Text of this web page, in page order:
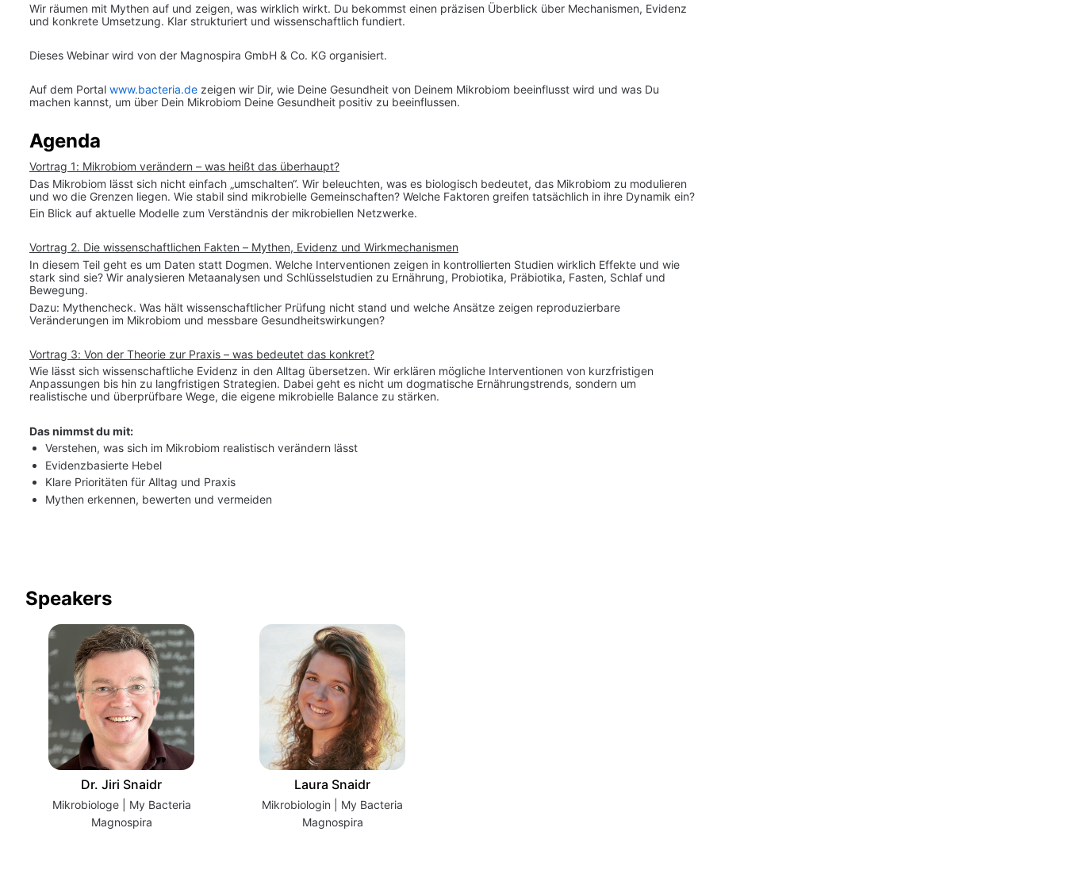
Wir räumen mit Mythen auf und zeigen, was wirklich wirkt. Du bekommst einen präzisen Überblick über Mechanismen, Evidenz
und konkrete Umsetzung. Klar strukturiert und wissenschaftlich fundiert.
Dieses Webinar wird von der Magnospira GmbH & Co. KG organisiert.
Auf dem Portal www.bacteria.de zeigen wir Dir, wie Deine Gesundheit von Deinem Mikrobiom beeinflusst wird und was Du
machen kannst, um über Dein Mikrobiom Deine Gesundheit positiv zu beeinflussen.
Agenda
Vortrag 1: Mikrobiom verändern – was heißt das überhaupt?
Das Mikrobiom lässt sich nicht einfach „umschalten“. Wir beleuchten, was es biologisch bedeutet, das Mikrobiom zu modulieren
und wo die Grenzen liegen. Wie stabil sind mikrobielle Gemeinschaften? Welche Faktoren greifen tatsächlich in ihre Dynamik ein?
Ein Blick auf aktuelle Modelle zum Verständnis der mikrobiellen Netzwerke.
Vortrag 2. Die wissenschaftlichen Fakten – Mythen, Evidenz und Wirkmechanismen
In diesem Teil geht es um Daten statt Dogmen. Welche Interventionen zeigen in kontrollierten Studien wirklich Effekte und wie
stark sind sie? Wir analysieren Metaanalysen und Schlüsselstudien zu Ernährung, Probiotika, Präbiotika, Fasten, Schlaf und
Bewegung.
Dazu: Mythencheck. Was hält wissenschaftlicher Prüfung nicht stand und welche Ansätze zeigen reproduzierbare
Veränderungen im Mikrobiom und messbare Gesundheitswirkungen?
Vortrag 3: Von der Theorie zur Praxis – was bedeutet das konkret?
Wie lässt sich wissenschaftliche Evidenz in den Alltag übersetzen. Wir erklären mögliche Interventionen von kurzfristigen
Anpassungen bis hin zu langfristigen Strategien. Dabei geht es nicht um dogmatische Ernährungstrends, sondern um
realistische und überprüfbare Wege, die eigene mikrobielle Balance zu stärken.
Das nimmst du mit:
Verstehen, was sich im Mikrobiom realistisch verändern lässt
Evidenzbasierte Hebel
Klare Prioritäten für Alltag und Praxis
Mythen erkennen, bewerten und vermeiden
Speakers
Dr. Jiri Snaidr
Mikrobiologe | My Bacteria
Magnospira
Laura Snaidr
Mikrobiologin | My Bacteria
Magnospira